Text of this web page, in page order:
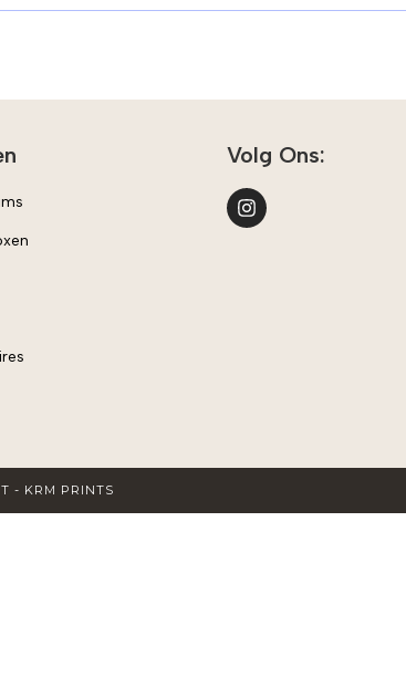
Volg Ons:
- KRM PRINTS